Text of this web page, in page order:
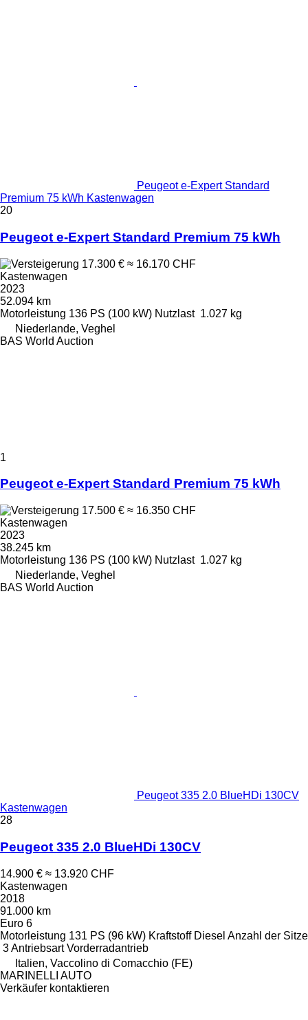
Peugeot e-Expert Standard
Premium 75 kWh Kastenwagen
20
Peugeot e-Expert Standard Premium 75 kWh
17.300 € ≈ 16.170 CHF
Kastenwagen
2023
52.094 km
Motorleistung 136 PS (100 kW) Nutzlast 1.027 kg
Niederlande, Veghel
BAS World Auction
1
Peugeot e-Expert Standard Premium 75 kWh
17.500 € ≈ 16.350 CHF
Kastenwagen
2023
38.245 km
Motorleistung 136 PS (100 kW) Nutzlast 1.027 kg
Niederlande, Veghel
BAS World Auction
Peugeot 335 2.0 BlueHDi 130CV
Kastenwagen
28
Peugeot 335 2.0 BlueHDi 130CV
14.900 € ≈ 13.920 CHF
Kastenwagen
2018
91.000 km
Euro 6
Motorleistung 131 PS (96 kW) Kraftstoff Diesel Anzahl der Sitze
3Antriebsart Vorderradantrieb
Italien, Vaccolino di Comacchio (FE)
MARINELLI AUTO
Verkäufer kontaktieren